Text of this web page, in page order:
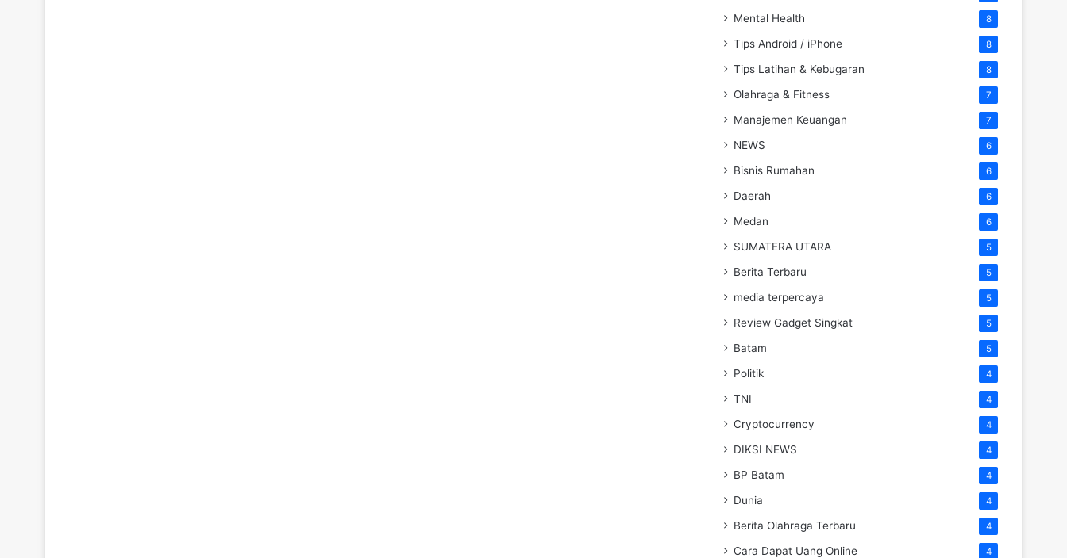
Mental Health 8
Tips Android / iPhone 8
Tips Latihan & Kebugaran 8
Olahraga & Fitness 7
Manajemen Keuangan 7
NEWS 6
Bisnis Rumahan 6
Daerah 6
Medan 6
SUMATERA UTARA 5
Berita Terbaru 5
media terpercaya 5
Review Gadget Singkat 5
Batam 5
Politik 4
TNI 4
Cryptocurrency 4
DIKSI NEWS 4
BP Batam 4
Dunia 4
Berita Olahraga Terbaru 4
Cara Dapat Uang Online 4